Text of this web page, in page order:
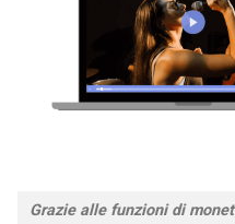
Grazie alle funzioni di